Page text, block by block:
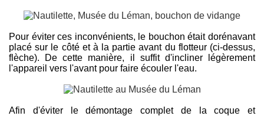
Pour éviter ces inconvénients, le bouchon était dorénavant
placé sur le côté et à la partie avant du flotteur (ci-dessus,
flèche). De cette manière, il suffit d'incliner légèrement
l'appareil vers l'avant pour faire écouler l'eau.
Afin d'éviter le démontage complet de la coque et